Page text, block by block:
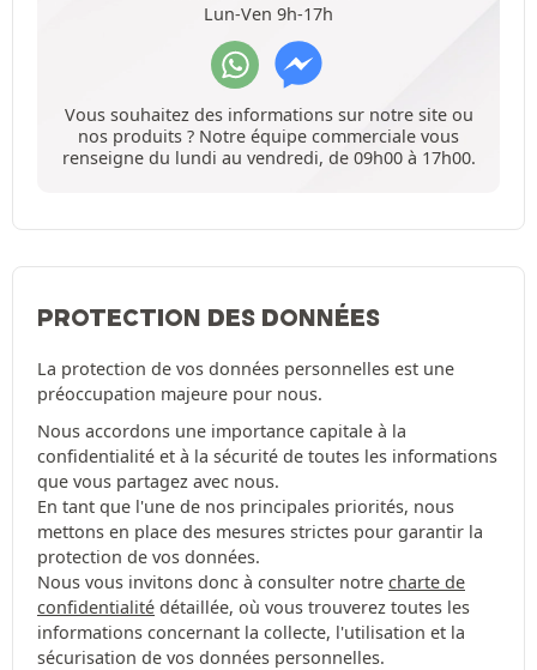
Lun-Ven 9h-17h
Vous souhaitez des informations sur notre site ou
nos produits ? Notre équipe commerciale vous
renseigne du lundi au vendredi, de 09h00 à 17h00.
PROTECTION DES DONNÉES
La protection de vos données personnelles est une
préoccupation majeure pour nous.
Nous accordons une importance capitale à la
confidentialité et à la sécurité de toutes les informations
que vous partagez avec nous.
En tant que l'une de nos principales priorités, nous
mettons en place des mesures strictes pour garantir la
protection de vos données.
Nous vous invitons donc à consulter notre charte de
confidentialité détaillée, où vous trouverez toutes les
informations concernant la collecte, l'utilisation et la
sécurisation de vos données personnelles.